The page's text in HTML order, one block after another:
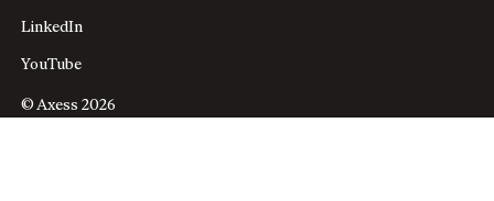
LinkedIn
YouTube
© Axess 2026